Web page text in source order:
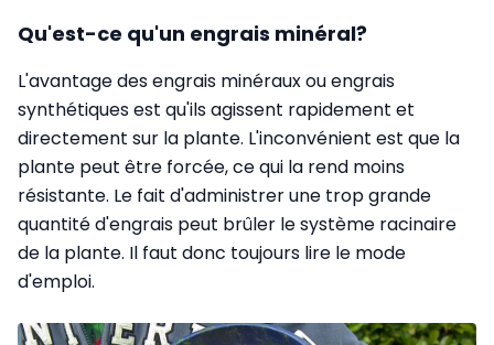
Qu'est-ce qu'un engrais minéral?
L'avantage des engrais minéraux ou engrais
synthétiques est qu'ils agissent rapidement et
directement sur la plante. L'inconvénient est que la
plante peut être forcée, ce qui la rend moins
résistante. Le fait d'administrer une trop grande
quantité d'engrais peut brûler le système racinaire
de la plante. Il faut donc toujours lire le mode
d'emploi.